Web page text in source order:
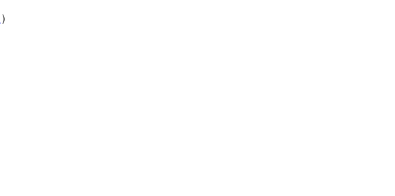
）